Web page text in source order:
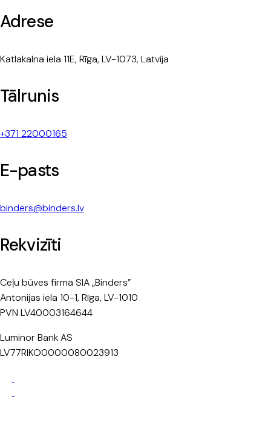
Adrese
Katlakalna iela 11E, Rīga, LV-1073, Latvija
Tālrunis
+371 22000165
E-pasts
binders@binders.lv
Rekvizīti
Ceļu būves firma SIA „Binders”
Antonijas iela 10-1, Rīga, LV-1010
PVN LV40003164644
Luminor Bank AS
LV77RIKO0000080023913